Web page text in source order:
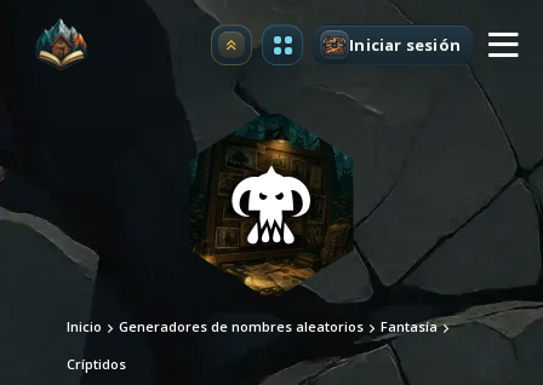
Mejorar Iniciar sesión
Inicio Generadores de nombres aleatorios Fantasía
Críptidos